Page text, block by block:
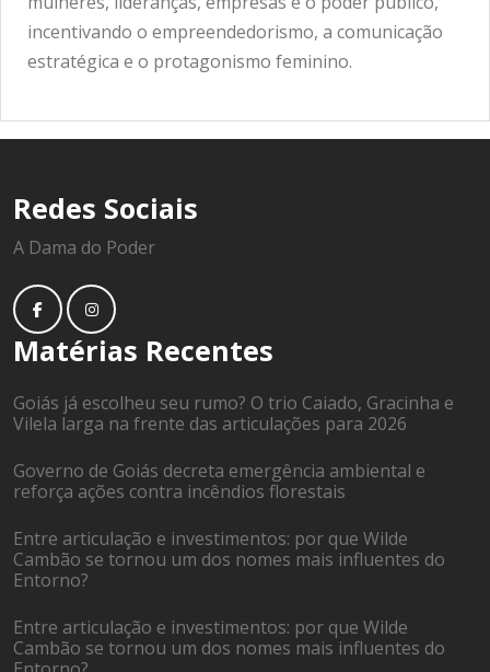
incentivando o empreendedorismo, a comunicação
estratégica e o protagonismo feminino.
Redes Sociais
A Dama do Poder
Matérias Recentes
Goiás já escolheu seu rumo? O trio Caiado, Gracinha e
Vilela larga na frente das articulações para 2026
Governo de Goiás decreta emergência ambiental e
reforça ações contra incêndios florestais
Entre articulação e investimentos: por que Wilde
Cambão se tornou um dos nomes mais influentes do
Entorno?
Entre articulação e investimentos: por que Wilde
Cambão se tornou um dos nomes mais influentes do